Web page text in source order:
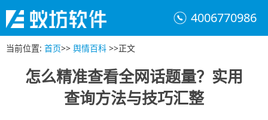
4006770986
当前位置: 首页>> 舆情百科 >>正文
怎么精准查看全网话题量？实用
查询方法与技巧汇整